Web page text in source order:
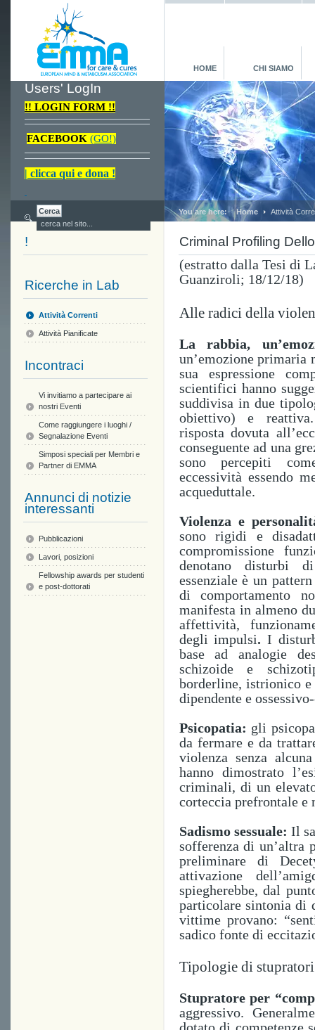
HOME CHI SIAMO
Users' LogIn
!! LOGIN FORM !!
FACEBOOK (GO!)
| clicca qui e dona !
You are here: Home Attività
Criminal Profiling
(estratto dalla Tesi di
Guanziroli; 18/12/18)
Alle radici della
La rabbia,
un’emozione primaria
sua espressione
scientifici hanno
suddivisa in due
obiettivo) e reattiva.
risposta dovuta
conseguente ad una
sono percepiti
eccessività essendo
acqueduttale.
Violenza e
sono rigidi e
compromissione
denotano disturbi
essenziale è un
di comportamento
manifesta in almeno
affettività,
degli impulsi. I
base ad analogie
schizoide e
borderline, istrionico
dipendente e
Psicopatia: gli
da fermare e da
violenza senza
hanno dimostrato
criminali, di un
corteccia prefrontale e
Sadismo sessuale: Il
sofferenza di un’altra
preliminare di
attivazione
spiegherebbe, dal
particolare sintonia di
vittime provano:
sadico fonte di
Tipologie di
Stupratore per
aggressivo.
!
Ricerche in Lab
Attività Correnti
Attività Pianificate
Incontraci
Vi invitiamo a partecipare ai
nostri Eventi
Come raggiungere i luoghi /
Segnalazione Eventi
Simposi speciali per Membri e
Partner di EMMA
Annunci di notizie
interessanti
Pubblicazioni
Lavori, posizioni
Fellowship awards per studenti
e post-dottorati